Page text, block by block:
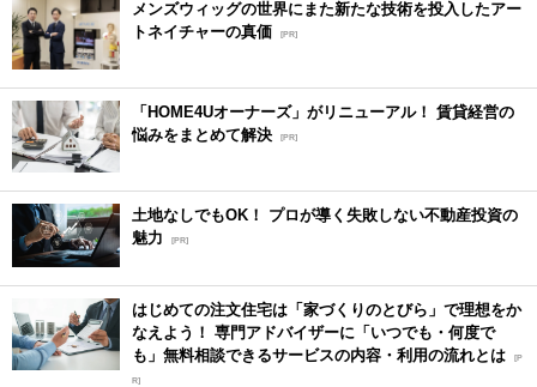
メンズウィッグの世界にまた新たな技術を投入したアー
トネイチャーの真価 [PR]
「HOME4Uオーナーズ」がリニューアル！ 賃貸経営の
悩みをまとめて解決 [PR]
土地なしでもOK！ プロが導く失敗しない不動産投資の
魅力
[PR]
はじめての注文住宅は「家づくりのとびら」で理想をか
なえよう！ 専門アドバイザーに「いつでも・何度で
も」無料相談できるサービスの内容・利用の流れとは [P
R]